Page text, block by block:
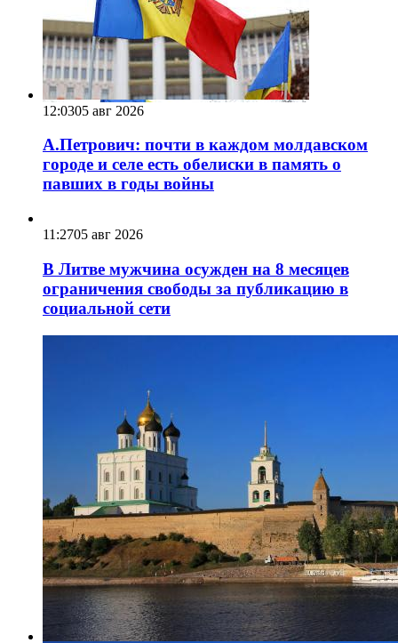
12:0305 авг 2026
А.Петрович: почти в каждом молдавском
городе и селе есть обелиски в память о
павших в годы войны
11:2705 авг 2026
В Литве мужчина осужден на 8 месяцев
ограничения свободы за публикацию в
социальной сети